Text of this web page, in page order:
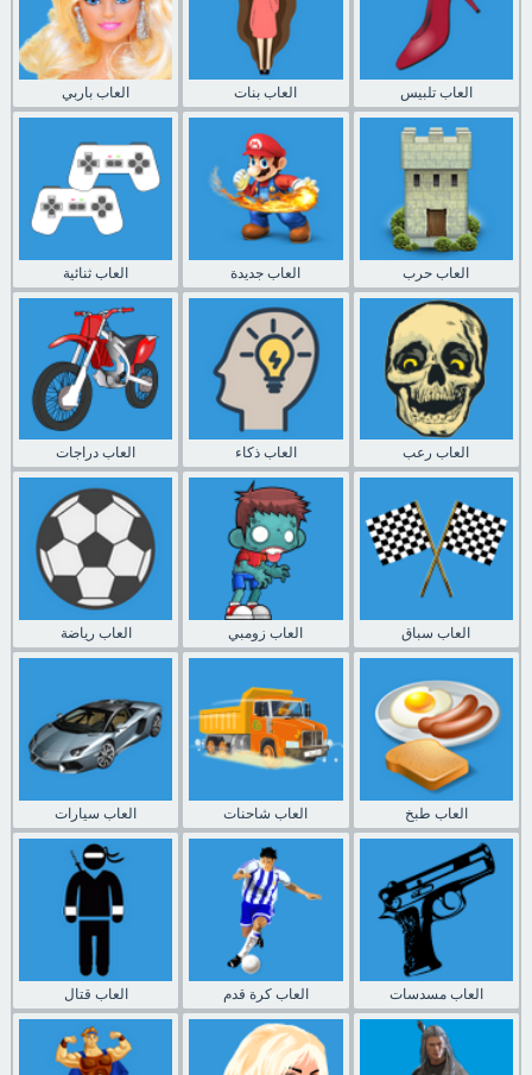
العاب باربي العاب بنات العاب تلبيس
العاب ثنائية العاب جديدة العاب حرب
العاب دراجات العاب ذكاء العاب رعب
العاب رياضة العاب زومبي العاب سباق
العاب سيارات العاب شاحنات العاب طبخ
العاب قتال العاب كرة قدم العاب مسدسات